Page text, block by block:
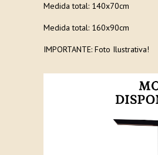
Medida total: 140x70cm
Medida total: 160x90cm
IMPORTANTE: Foto Ilustrativa!